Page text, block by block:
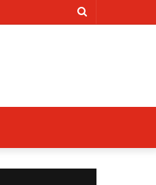
Search